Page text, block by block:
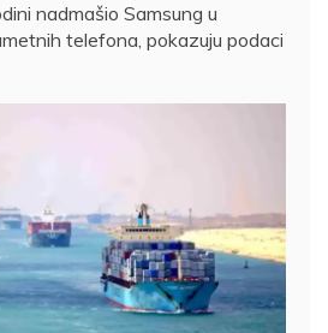
nadmašio Samsung u
telefona, pokazuju podaci